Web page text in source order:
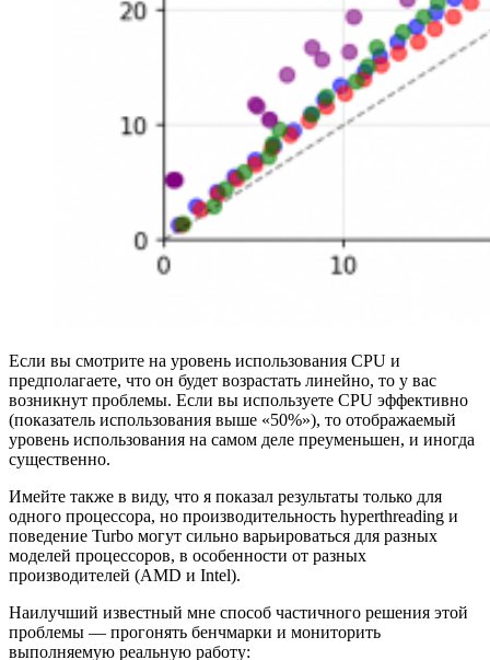
Если вы смотрите на уровень использования CPU и
предполагаете, что он будет возрастать линейно, то у вас
возникнут проблемы. Если вы используете CPU эффективно
(показатель использования выше «50%»), то отображаемый
уровень использования на самом деле преуменьшен, и иногда
существенно.
Имейте также в виду, что я показал результаты только для
одного процессора, но производительность hyperthreading и
поведение Turbo могут сильно варьироваться для разных
моделей процессоров, в особенности от разных
производителей (AMD и Intel).
Наилучший известный мне способ частичного решения этой
проблемы — прогонять бенчмарки и мониторить
выполняемую реальную работу: